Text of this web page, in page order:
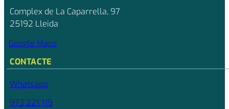
Complex de La Caparrella, 97
25192 Lleida
Google Maps
CONTACTE
Whatsapp
973 221 119